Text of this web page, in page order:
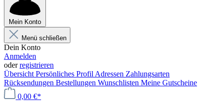
Mein Konto
Menü schließen
Dein Konto
Anmelden
oderregistrieren
Übersicht Persönliches Profil Adressen Zahlungsarten
Rücksendungen Bestellungen Wunschlisten Meine Gutscheine
0,00 €*